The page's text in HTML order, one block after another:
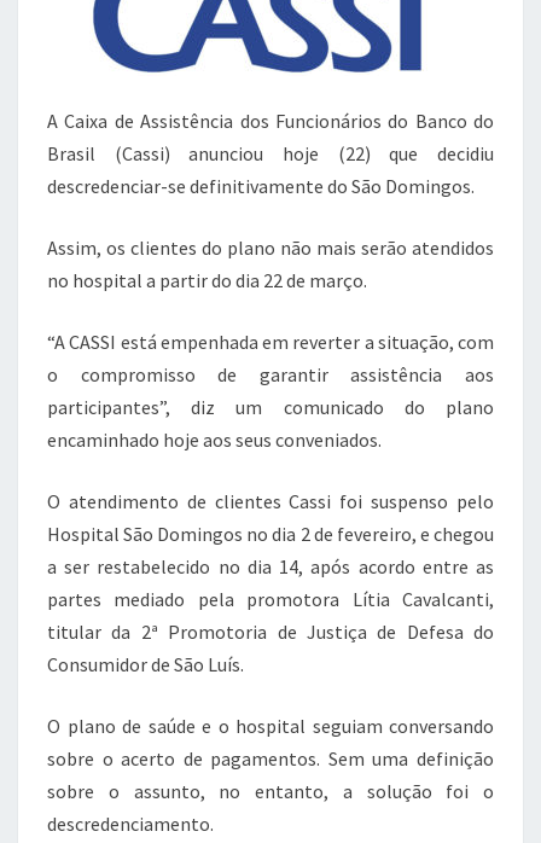
A Caixa de Assistência dos Funcionários do Banco do
Brasil (Cassi) anunciou hoje (22) que decidiu
descredenciar-se definitivamente do São Domingos.
Assim, os clientes do plano não mais serão atendidos
no hospital a partir do dia 22 de março.
“A CASSI está empenhada em reverter a situação, com
o compromisso de garantir assistência aos
participantes”, diz um comunicado do plano
encaminhado hoje aos seus conveniados.
O atendimento de clientes Cassi foi suspenso pelo
Hospital São Domingos no dia 2 de fevereiro, e chegou
a ser restabelecido no dia 14, após acordo entre as
partes mediado pela promotora Lítia Cavalcanti,
titular da 2ª Promotoria de Justiça de Defesa do
Consumidor de São Luís.
O plano de saúde e o hospital seguiam conversando
sobre o acerto de pagamentos. Sem uma definição
sobre o assunto, no entanto, a solução foi o
descredenciamento.